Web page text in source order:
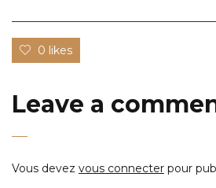
0 likes
Leave a
Vous devez vous connecter pour